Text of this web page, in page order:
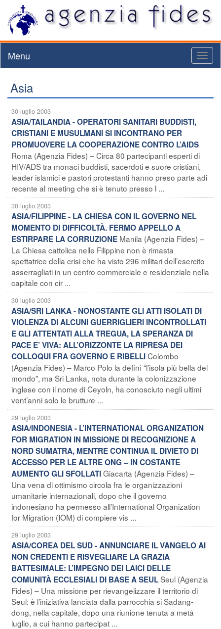
Menu
Asia
30 luglio 2003
ASIA/TAILANDIA - OPERATORI SANITARI BUDDISTI,
CRISTIANI E MUSULMANI SI INCONTRANO PER
PROMUOVERE LA COOPERAZIONE CONTRO L’AIDS
Roma (Agenzia Fides) – Circa 80 partecipanti esperti di
HIV/ADS tra monaci buddisti, sacerdoti e suore cristiani,
leader islamici e pastori protestanti hanno preso parte adi
recente al meeting che si è tenuto presso l ...
30 luglio 2003
ASIA/FILIPPINE - LA CHIESA CON IL GOVERNO NEL
MOMENTO DI DIFFICOLTÀ. FERMO APPELLO A
ESTIRPARE LA CORRUZIONE Manila (Agenzia Fides) –
La Chiesa cattolica nelle Filippine non è rimasta
spettatrice della crisi che ha visto 296 militari dell’esercito
asserragliati in un centro commerciale e residenziale nella
capitale con cir ...
30 luglio 2003
ASIA/SRI LANKA - NONOSTANTE GLI ATTI ISOLATI DI
VIOLENZA DI ALCUNI GUERRIGLIERI INCONTROLLATI
E GLI ATTENTATI ALLA TREGUA, LA SPERANZA DI
PACE E’ VIVA: ALL’ORIZZONTE LA RIPRESA DEI
COLLOQUI FRA GOVERNO E RIBELLIColombo
(Agenzia Fides) – Marco Polo la definì “l’isola più bella del
mondo”, ma Sri Lanka, nota durante la colonizzazione
inglese con il nome di Ceyoln, ha conosciuto negli ultimi
vent’anni solo le brutture ...
29 luglio 2003
ASIA/INDONESIA - L’INTERNATIONAL ORGANIZATION
FOR MIGRATION IN MISSIONE DI RECOGNIZIONE A
NORD SUMATRA, MENTRE CONTINUA IL DIVIETO DI
ACCESSO PER LE ALTRE ONG – IN COSTANTE
AUMENTO GLI SFOLLATIGiacarta (Agenzia Fides) –
Una vena di ottimismo circola fra le organizzazioni
umanitarie internazionali, dopo che il governo
indonesiano ha permesso all’International Organization
for Migration (IOM) di compiere vis ...
29 luglio 2003
ASIA/COREA DEL SUD - ANNUNCIARE IL VANGELO AI
NON CREDENTI E RISVEGLIARE LA GRAZIA
BATTESIMALE: L’IMPEGNO DEI LAICI DELLE
COMUNITÀ ECCLESIALI DI BASE A SEULSeul (Agenzia
Fides) – Una missione per rievangelizzare il territorio di
Seul: è l’iniziativa lanciata dalla parrocchia si Sadang-
dong, nella capitale, dopo una riunione tenuta a metà
luglio, a cui hanno partecipat ...